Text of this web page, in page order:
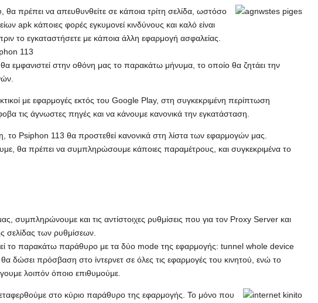
θα πρέπει να απευθυνθείτε σε κάποια τρίτη σελίδα, ωστόσο
apk κάποιες φορές εγκυμονεί κινδύνους και καλό είναι
το εγκαταστήσετε με κάποια άλλη εφαρμογή ασφαλείας.
113
εμφανιστεί στην οθόνη μας το παρακάτω μήνυμα, το οποίο θα ζητάει την
με εφαρμογές εκτός του Google Play, στη συγκεκριμένη περίπτωση
τις άγνωστες πηγές και να κάνουμε κανονικά την εγκατάσταση.
το Psiphon 113 θα προστεθεί κανονικά στη λίστα των εφαρμογών μας.
θα πρέπει να συμπληρώσουμε κάποιες παραμέτρους, και συγκεκριμένα το
συμπληρώνουμε και τις αντίστοιχες ρυθμίσεις που για τον Proxy Server και
σελίδας των ρυθμίσεων.
το παρακάτω παράθυρο με τα δύο mode της εφαρμογής: tunnel whole device
δώσει πρόσβαση στο ίντερνετ σε όλες τις εφαρμογές του κινητού, ενώ το
λοιπόν όποιο επιθυμούμε.
στο κύριο παράθυρο της εφαρμογής. Το μόνο που